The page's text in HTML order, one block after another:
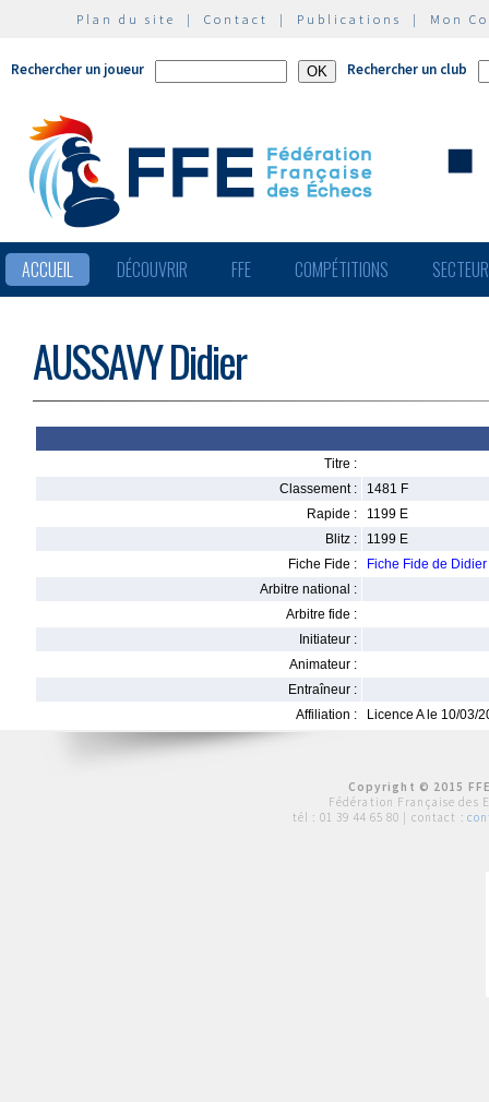
Plan du site | Contact | Publications | Mon
Rechercher un joueur Rechercher un club
ACCUEIL DÉCOUVRIR FFE COMPÉTITIONS
AUSSAVY Didier
Titre :
Classement :
1481 F
Rapide :
1199 E
Blitz :
1199 E
Fiche Fide :
Fiche Fide de Didier
Arbitre national :
Arbitre fide :
Initiateur :
Animateur :
Entraîneur :
Affiliation :
Licence A le 10/03/
Copyright © 2015
Fédération Française des
tél : 01 39 44 65 80 | contact :